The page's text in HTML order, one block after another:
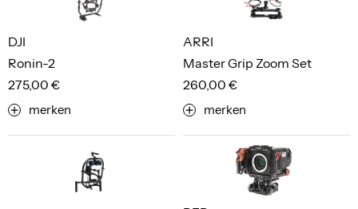
Ronin-2
DJI
275,00 €
merken
Master Grip Zoom Set
ARRI
260,00 €
merken